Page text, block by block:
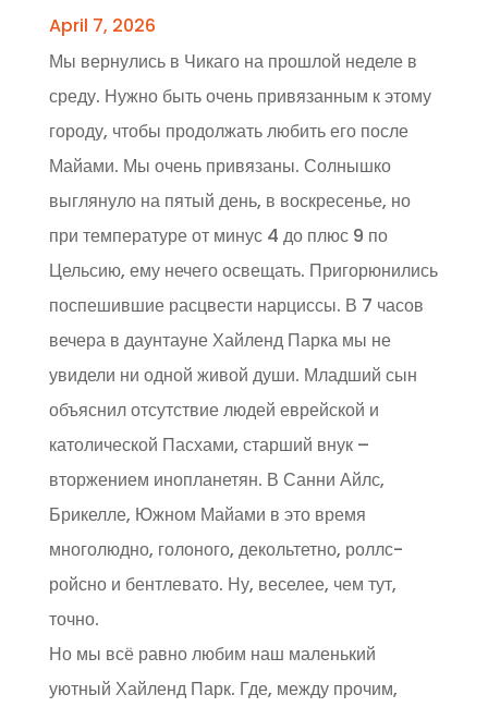
April 7, 2026
Мы вернулись в Чикаго на прошлой неделе в
среду. Нужно быть очень привязанным к этому
городу, чтобы продолжать любить его после
Майами. Мы очень привязаны. Солнышко
выглянуло на пятый день, в воскресенье, но
при температуре от минус 4 до плюс 9 по
Цельсию, ему нечего освещать. Пригорюнились
поспешившие расцвести нарциссы. В 7 часов
вечера в даунтауне Хайленд Парка мы не
увидели ни одной живой души. Младший сын
объяснил отсутствие людей еврейской и
католической Пасхами, старший внук –
вторжением инопланетян. В Санни Айлс,
Брикелле, Южном Майами в это время
многолюдно, голоного, декольтетно, роллс-
ройсно и бентлевато. Ну, веселее, чем тут,
точно.
Но мы всё равно любим наш маленький
уютный Хайленд Парк. Где, между прочим,